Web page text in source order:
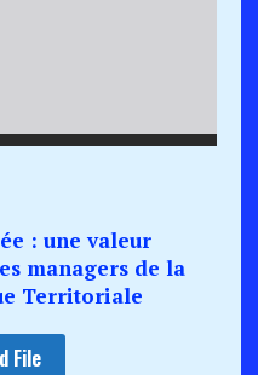
: une valeur
managers de la
Territoriale
File